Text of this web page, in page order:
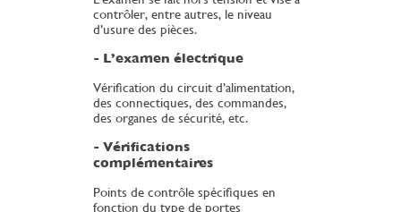
contrôler, entre autres, le niveau
d’usure des pièces.
- L’examen électrique
Vérification du circuit d’alimentation,
des connectiques, des commandes,
des organes de sécurité, etc.
- Vérifications
complémentaires
Points de contrôle spécifiques en
fonction du type de portes